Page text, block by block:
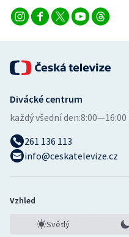
Divácké centrum
každý všední den:
261 136 113
info@ceskatelevize.cz
Vzhled
Světlý